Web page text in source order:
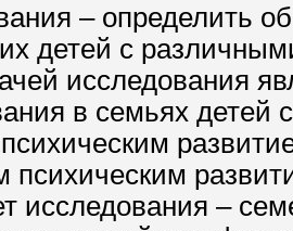
– определить
детей с
исследования
в семьях детей
психическим
исследования –